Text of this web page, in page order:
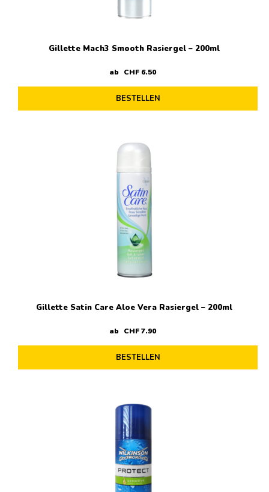
Gillette Mach3 Smooth Rasiergel – 200ml
ab CHF 6.50
BESTELLEN
Gillette Satin Care Aloe Vera Rasiergel – 200ml
ab CHF7.90
BESTELLEN